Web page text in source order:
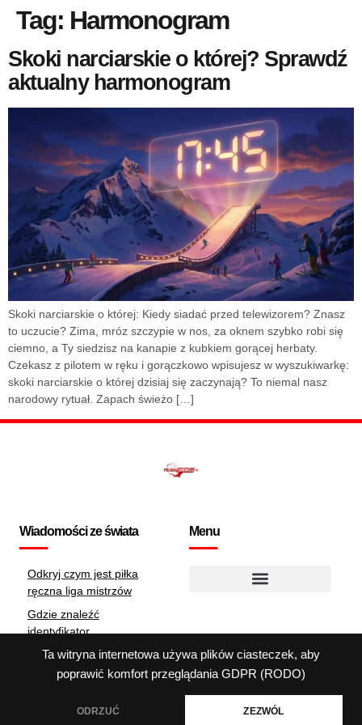
Ta witryna internetowa używa plików ciasteczek, aby
poprawić komfort przeglądania GDPR (RODO)
ODRZUĆ ZEZWÓL
Tag: Harmonogram
Skoki narciarskie o której? Sprawdź
aktualny harmonogram
Skoki narciarskie o której: Kiedy siadać przed telewizorem? Znasz
to uczucie? Zima, mróz szczypie w nos, za oknem szybko robi się
ciemno, a Ty siedzisz na kanapie z kubkiem gorącej herbaty.
Czekasz z pilotem w ręku i gorączkowo wpisujesz w wyszukiwarkę:
skoki narciarskie o której dzisiaj się zaczynają? To niemal nasz
narodowy rytuał. Zapach świeżo […]
Wiadomości ze świata
Odkryj czym jest piłka
ręczna liga mistrzów
Gdzie znaleźć
identyfikator
zobowiązania?
Jak illa szkuryn Zmienił
Menu